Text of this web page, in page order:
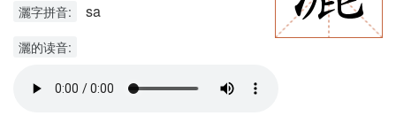
灑字拼音: sa
灑的读音: